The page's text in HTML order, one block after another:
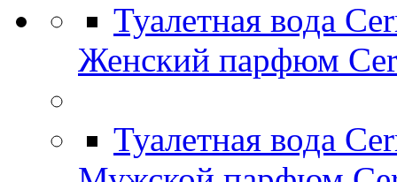
Туалетная вода
Женский парфюм
Туалетная вода